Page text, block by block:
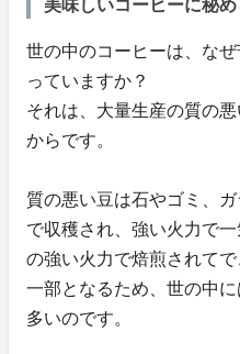
美味しいコーヒーに秘
世の中のコーヒーは、な
っていますか？
それは、大量生産の質の
からです。
質の悪い豆は石やゴミ、
で収穫され、強い火力で
の強い火力で焙煎されて
一部となるため、世の中
多いのです。